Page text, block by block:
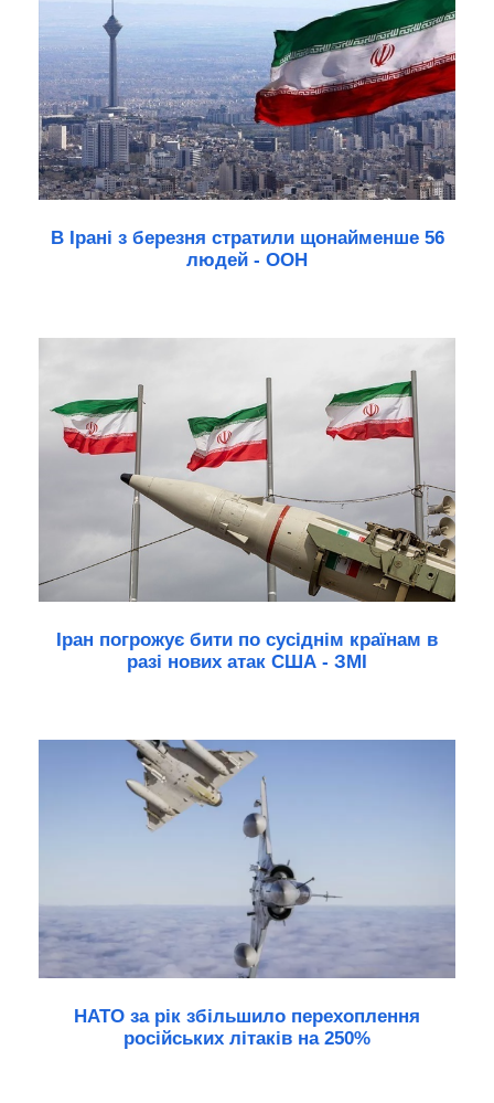
В Ірані з березня стратили щонайменше 56
людей - ООН
Іран погрожує бити по сусіднім країнам в
разі нових атак США - ЗМІ
НАТО за рік збільшило перехоплення
російських літаків на 250%